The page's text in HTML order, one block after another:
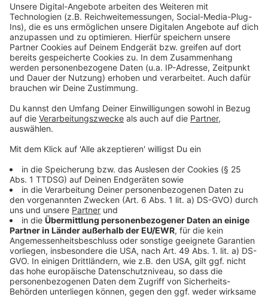
Anzeige
Weitere Infos und Links zum Thema:
Anzeige
Verbraucherzentrale zieht Bilanz für 2024
fest
Der Fake-Shop-Finder der Verbraucherzentrale
Anzeige
Anzeige